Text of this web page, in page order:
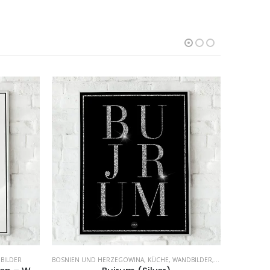
BOSNIEN UND HERZEGOWINA, KÜCHE, WANDBILDER,